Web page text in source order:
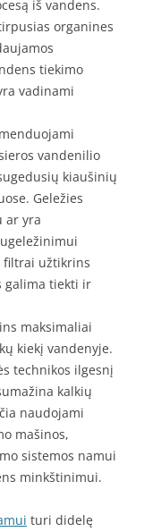
iš vandens.
organines
tiekimo
vadinami
vandenilio
kiaušinių
Geležies
ar yra
filtrai užtikrins
galima tiekti ir
maksimaliai
kiekį vandenyje.
technikos ilgesnį
kalkių
naudojami
mašinos,
sistemos namui
minkštinimui.
turi didelę